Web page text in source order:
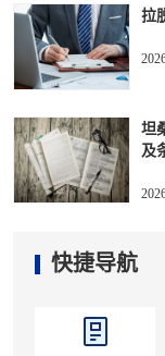
拉
坦
及
快捷导航